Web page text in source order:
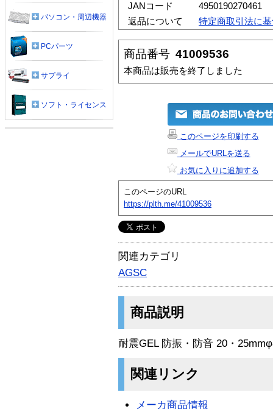
JANコード
4950190270461
返品について
特定商取引法に
商品番号 41009536
本商品は販売を終了しました
このページを印刷する
メールでURLを送る
お気に入りに追加する
このページのURL
https://plth.me/41009536
関連カテゴリ
AGSC
商品説明
耐震GEL 防振・防音 20・
関連リンク
メーカ商品情報
パソコン・周辺機器
PCパーツ
サプライ
ソフト・ライセンス